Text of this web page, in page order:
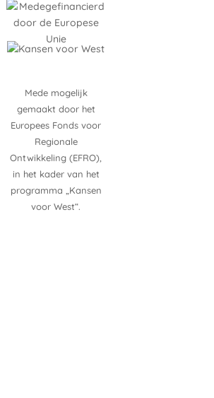
Mede mogelijk
gemaakt door het
Europees Fonds voor
Regionale
Ontwikkeling (EFRO),
in het kader van het
programma „Kansen
voor West“.